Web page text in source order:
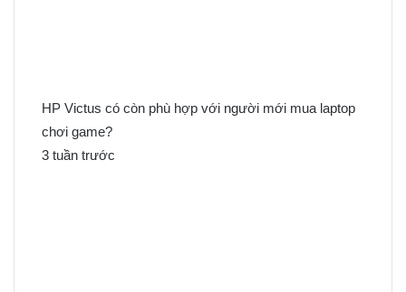
HP Victus có còn phù hợp với người mới mua laptop
chơi game?
3 tuần trước